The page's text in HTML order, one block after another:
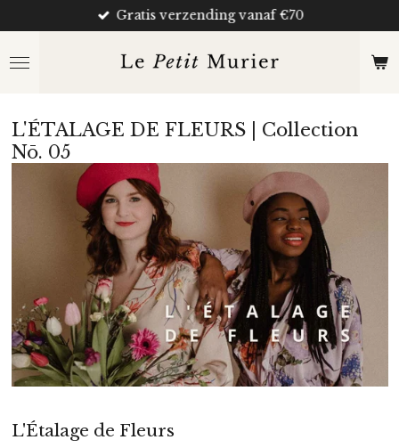
direct
naar
de
Gratis verzending vanaf €70
L'ÉTALAGE DE FLEURS | Collection
Nō. 05
L'Étalage de Fleurs